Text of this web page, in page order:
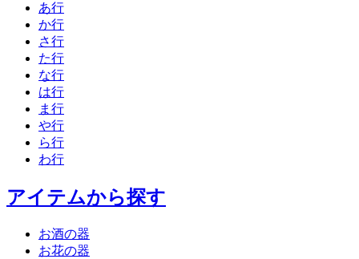
あ行
か行
さ行
た行
な行
は行
ま行
や行
ら行
わ行
アイテムから探す
お酒の器
お花の器